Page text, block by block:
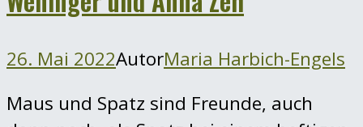
26. Mai 2022AutorMaria Harbich-Engels
Maus und Spatz sind Freunde, auch